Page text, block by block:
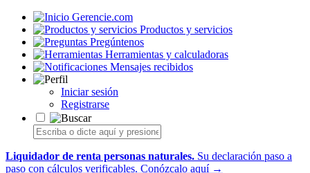
Gerencie.com
Productos y servicios
Pregúntenos
Herramientas y calculadoras
Mensajes recibidos
Iniciar sesión
Registrarse
Liquidador de renta personas naturales. Su declaración paso a
paso con cálculos verificables. Conózcalo aquí →